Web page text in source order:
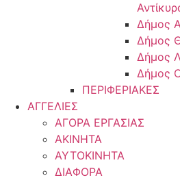
Δήμος
Δήμος
Δήμος
Δήμος
ΠΕΡΙΦΕΡΙΑΚΕΣ
ΑΓΓΕΛΙΕΣ
ΑΓΟΡΑ ΕΡΓΑΣΙΑΣ
ΑΚΙΝΗΤΑ
ΑΥΤΟΚΙΝΗΤΑ
ΔΙΑΦΟΡΑ